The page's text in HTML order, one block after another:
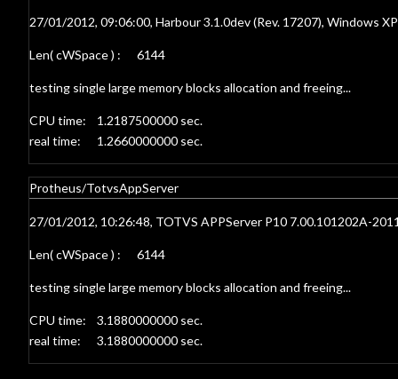
27/01/2012, 09:06:00, Harbour 3.1.0dev (Rev. 17207), Windows
Len( cWSpace ) : 6144
testing single large memory blocks allocation and freeing...
CPU time: 1.2187500000 sec.
real time: 1.2660000000 sec.
Protheus/TotvsAppServer
27/01/2012, 10:26:48, TOTVS APPServer P10 7.00.101202A-
Len( cWSpace ) : 6144
testing single large memory blocks allocation and freeing...
CPU time: 3.1880000000 sec.
real time: 3.1880000000 sec.